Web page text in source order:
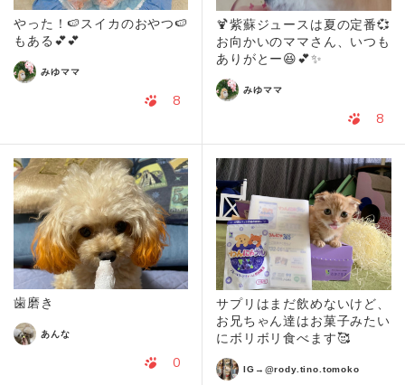
やった！🍉スイカのおやつ🍉
もある💕💕
みゆママ
8
🍹紫蘇ジュースは夏の定番💞
お向かいのママさん、いつも
ありがとー😆💕✨
みゆママ
8
歯磨き
あんな
0
サプリはまだ飲めないけど、
お兄ちゃん達はお菓子みたい
にボリボリ食べます🥰
IG→@rody.tino.tomoko